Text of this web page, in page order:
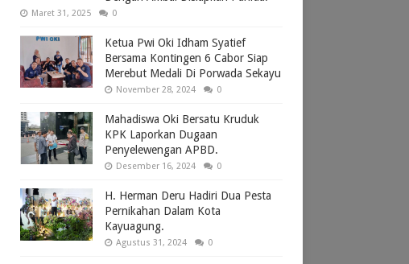
Maret 31, 2025 0
Ketua Pwi Oki Idham Syatief
Bersama Kontingen 6 Cabor Siap
Merebut Medali Di Porwada Sekayu
November 28, 2024 0
Mahadiswa Oki Bersatu Kruduk
KPK Laporkan Dugaan
Penyelewengan APBD.
Desember 16, 2024 0
H. Herman Deru Hadiri Dua Pesta
Pernikahan Dalam Kota
Kayuagung.
Agustus 31, 2024 0